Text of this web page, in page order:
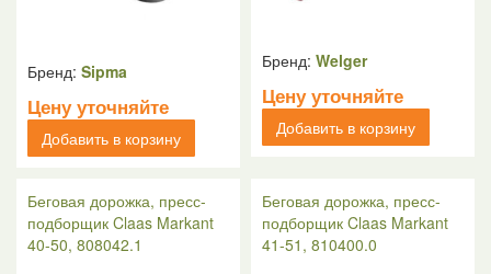
Бренд: Sipma
Цену уточняйте
Добавить в корзину
Бренд: Welger
Цену уточняйте
Добавить в корзину
Беговая дорожка, пресс-
подборщик Claas Markant
40-50, 808042.1
Беговая дорожка, пресс-
подборщик Claas Markant
41-51, 810400.0